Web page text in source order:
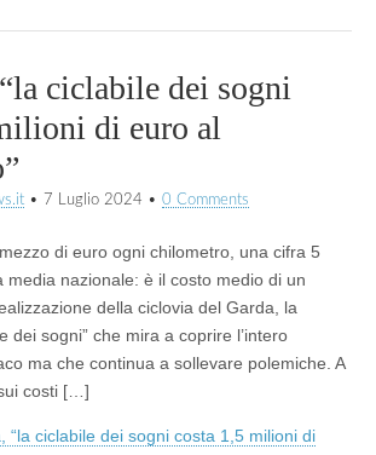
ciclabile dei sogni
di euro al
• 7 Luglio 2024 • 0 Comments
di euro ogni chilometro, una cifra 5
media nazionale: è il costo medio di un
della ciclovia del Garda, la
dei sogni” che mira a coprire l’intero
ma che continua a sollevare polemiche. A
costi […]
“la ciclabile dei sogni costa 1,5 milioni di